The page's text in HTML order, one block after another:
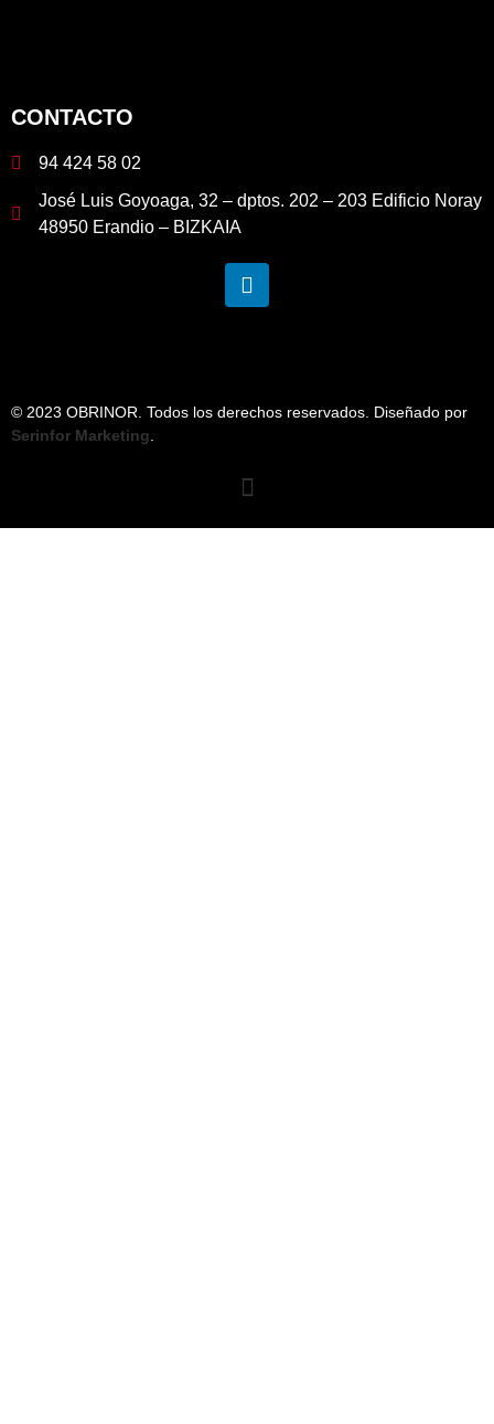
CONTACTO
94 424 58 02
José Luis Goyoaga, 32 – dptos. 202 – 203 Edificio Noray
48950 Erandio – BIZKAIA
© 2023 OBRINOR. Todos los derechos reservados. Diseñado por
Serinfor Marketing.